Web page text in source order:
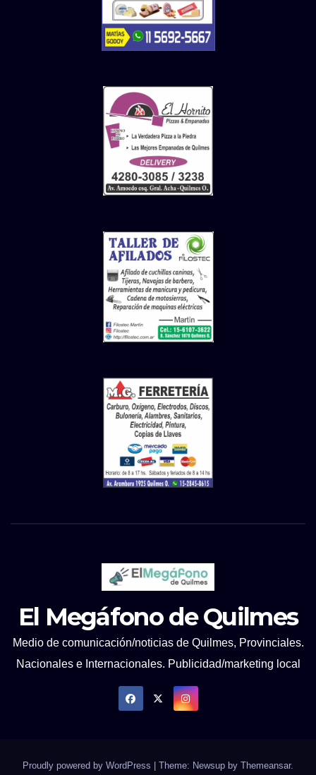
El Megáfono de Quilmes
Medio de comunicación/noticias de Quilmes, Provinciales.
Nacionales e Internacionales. Publicidad/marketing local
Proudly powered by WordPress | Theme: Newsup by Themeansar.